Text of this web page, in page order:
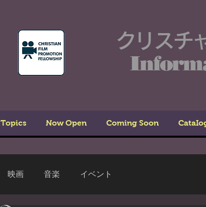
クリスチ
Topics Now Open Coming Soon
映画 音楽 イベント